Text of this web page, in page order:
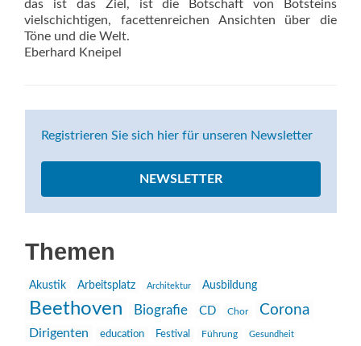
das ist das Ziel, ist die Botschaft von Botsteins
vielschichtigen, facettenreichen Ansichten über die
Töne und die Welt.
Eberhard Kneipel
Registrieren Sie sich hier für unseren Newsletter
NEWSLETTER
Themen
Akustik Arbeitsplatz Architektur Ausbildung
Beethoven Biografie CD Chor Corona
Dirigenten education Festival Führung Gesundheit